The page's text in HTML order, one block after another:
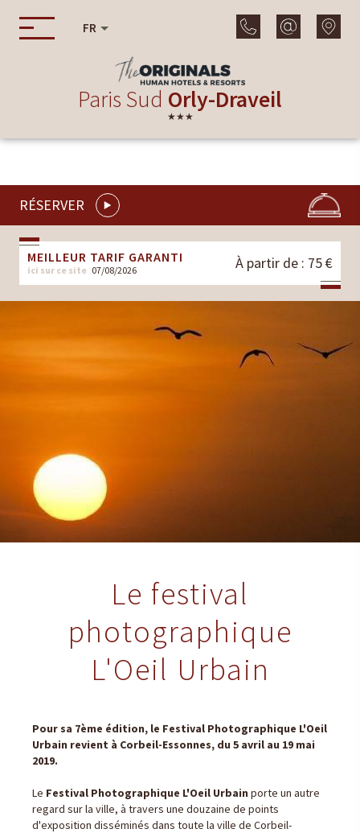
FR
Paris Sud Orly-Draveil
★★★
RÉSERVER
MEILLEUR TARIF GARANTI
ici sur ce site 07/08/2026 À partir de : 75 €
Le festival
photographique
L'Oeil Urbain
Pour sa 7ème édition, le Festival Photographique L'Oeil
Urbain revient à Corbeil-Essonnes, du 5 avril au 19 mai
2019.
Le Festival Photographique L'Oeil Urbain porte un autre
regard sur la ville, à travers une douzaine de points
d'exposition disséminés dans toute la ville de Corbeil-